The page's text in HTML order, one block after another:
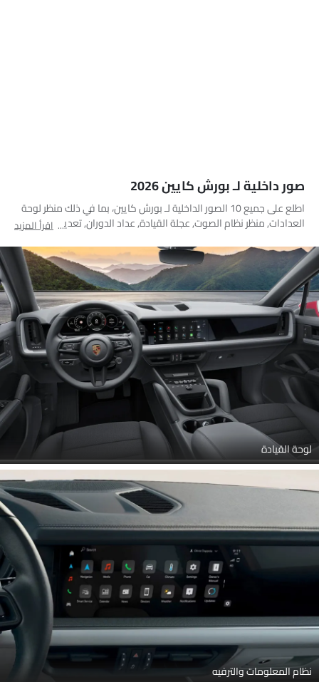
صور داخلية لـ بورش كايين 2026
اطلع على جميع 10 الصور الداخلية لـ بورش كايين، بما في ذلك منظر لوحة
العدادات, منظر نظام الصوت, عجلة القيادة, عداد الدوران, تعديلات وضعية
مسند رأس المقعد الأمامي, التحكم المركزي
اقرأ المزيد
لوحة القيادة
نظام المعلومات والترفيه